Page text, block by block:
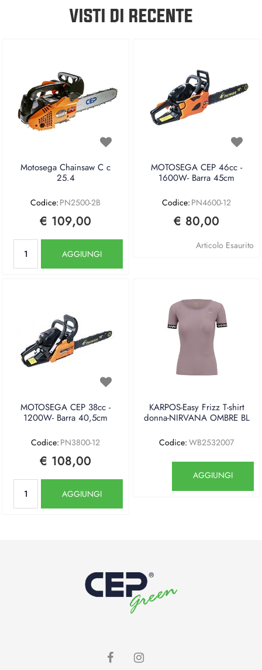
VISTI DI RECENTE
Motosega Chainsaw C c
25.4
Codice: PN2500-2B
€ 109,00
AGGIUNGI
MOTOSEGA CEP 46cc -
1600W- Barra 45cm
Codice: PN4600-12
€ 80,00
Articolo Esaurito
MOTOSEGA CEP 38cc -
1200W- Barra 40,5cm
Codice: PN3800-12
€ 108,00
AGGIUNGI
KARPOS-Easy Frizz T-shirt
donna-NIRVANA OMBRE BL
Codice: WB2532007
AGGIUNGI